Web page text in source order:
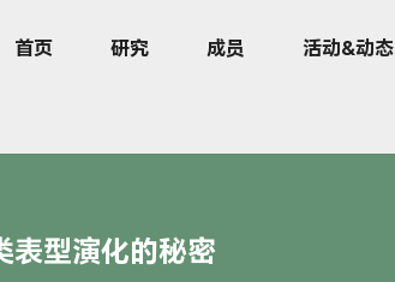
首页 研究 成员 活动&动态
表型演化的秘密